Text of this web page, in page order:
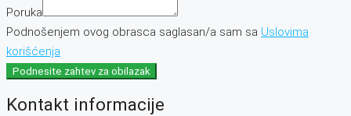
Poruka
Podnošenjem ovog obrasca saglasan/a sam sa Uslovima
korišćenja
Podnesite zahtev za obilazak
Kontakt informacije